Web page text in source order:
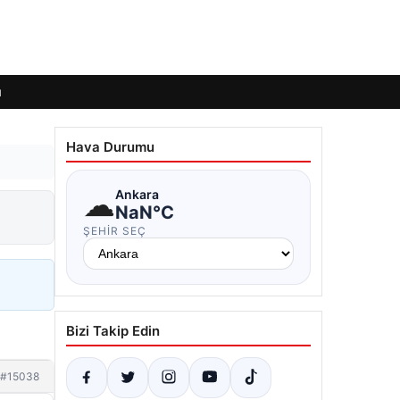
#15038
Hava Durumu
☁Ankara
NaN°C
ŞEHIR SEÇ
Bizi Takip Edin